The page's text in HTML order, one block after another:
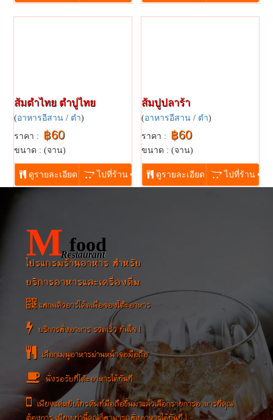
ส้มตำไทย ตำปูไทย
(อาหารอีสาน / ตำ)
ราคา : ฿60
ขนาด : (จาน)
...
ดูรายละเอียด ไปที่ร้าน
ส้มปูปลาร้า
(อาหารอีสาน / ตำ)
ราคา : ฿60
ขนาด : (จาน)
...
ดูรายละเอียด ไปที่ร้าน
M food
Restaurant
โปรแกรมร้านอาหาร สำหรับ
บริการอาหารและเครื่องดื่ม
แสกนคิวอาร์โค้ดเพื่อจองโต๊ะอาหาร
บริการสั่งอาหาร รวดเร็ว ทันใจ !
เลือกเมนูอาหารผ่านหน้าจอมือถือ
นั่งรอรับที่โต๊ะอาหารได้ทันที
เพียงแค่หยิบโทรศัพท์มือถือขึ้นมาแล้วเลือกรายการอาหารที่คุณ